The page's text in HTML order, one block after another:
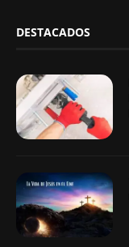
DESTACADOS